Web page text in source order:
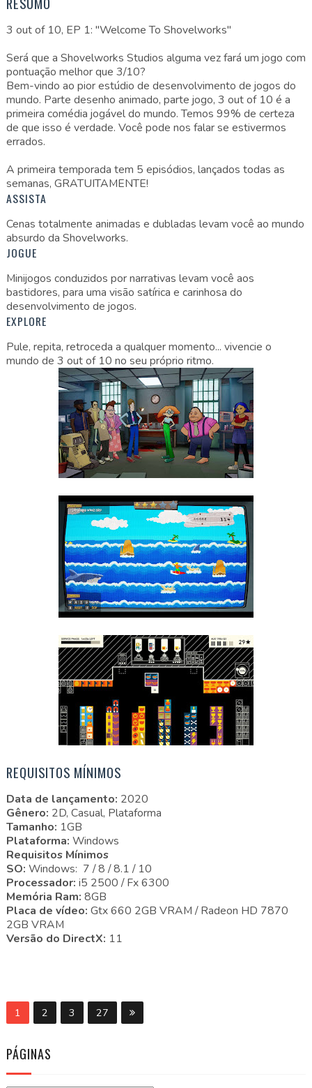
3 out of 10, EP 1: "Welcome To Shovelworks"
Será que a Shovelworks Studios alguma vez fará um jogo com
pontuação melhor que 3/10?
Bem-vindo ao pior estúdio de desenvolvimento de jogos do
mundo. Parte desenho animado, parte jogo, 3 out of 10 é a
primeira comédia jogável do mundo. Temos 99% de certeza
de que isso é verdade. Você pode nos falar se estivermos
errados.
A primeira temporada tem 5 episódios, lançados todas as
semanas, GRATUITAMENTE!
ASSISTA
Cenas totalmente animadas e dubladas levam você ao mundo
absurdo da Shovelworks.
JOGUE
Minijogos conduzidos por narrativas levam você aos
bastidores, para uma visão satírica e carinhosa do
desenvolvimento de jogos.
EXPLORE
Pule, repita, retroceda a qualquer momento... vivencie o
mundo de 3 out of 10 no seu próprio ritmo.
REQUISITOS MÍNIMOS
Data de lançamento: 2020
Gênero: 2D, Casual, Plataforma
Tamanho: 1GB
Plataforma: Windows
Requisitos Mínimos
SO: Windows: 7 / 8 / 8.1 / 10
Processador: i5 2500 / Fx 6300
Memória Ram: 8GB
Placa de vídeo: Gtx 660 2GB VRAM / Radeon HD 7870
2GB VRAM
Versão do DirectX: 11
1 2 3 27
PÁGINAS